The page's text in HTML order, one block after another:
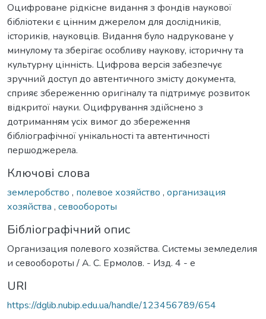
Оцифроване рідкісне видання з фондів наукової
бібліотеки є цінним джерелом для дослідників,
істориків, науковців. Видання було надруковане у
минулому та зберігає особливу наукову, історичну та
культурну цінність. Цифрова версія забезпечує
зручний доступ до автентичного змісту документа,
сприяє збереженню оригіналу та підтримує розвиток
відкритої науки. Оцифрування здійснено з
дотриманням усіх вимог до збереження
бібліографічної унікальності та автентичності
першоджерела.
Ключові слова
землеробство , полевое хозяйство , организация
хозяйства , севообороты
Бібліографічний опис
Организация полевого хозяйства. Системы земледелия
и севообороты / А. С. Ермолов. - Изд. 4 - е
URI
https://dglib.nubip.edu.ua/handle/123456789/654